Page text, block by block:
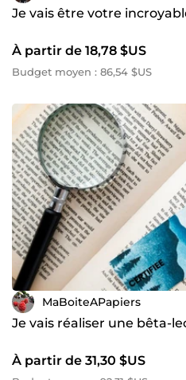
Je vais être votre
À partir de 18,78 $US
Budget moyen : 86,54 $US
MaBoiteAPapiers
Je vais réaliser une bêta-
À partir de 31,30 $US